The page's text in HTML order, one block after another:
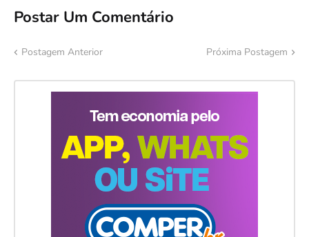
Postar Um Comentário
Postagem Anterior Próxima Postagem